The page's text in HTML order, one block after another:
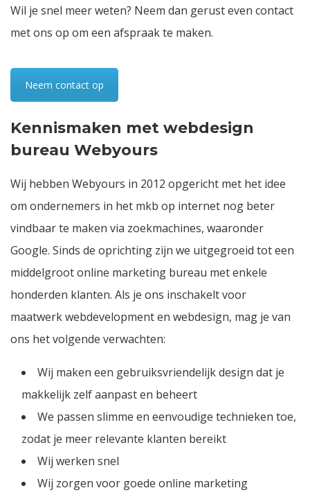
Wil je snel meer weten? Neem dan gerust even contact
met ons op om een afspraak te maken.
Neem contact op
Kennismaken met webdesign
bureau Webyours
Wij hebben Webyours in 2012 opgericht met het idee
om ondernemers in het mkb op internet nog beter
vindbaar te maken via zoekmachines, waaronder
Google. Sinds de oprichting zijn we uitgegroeid tot een
middelgroot online marketing bureau met enkele
honderden klanten. Als je ons inschakelt voor
maatwerk webdevelopment en webdesign, mag je van
ons het volgende verwachten:
Wij maken een gebruiksvriendelijk design dat je
makkelijk zelf aanpast en beheert
We passen slimme en eenvoudige technieken toe,
zodat je meer relevante klanten bereikt
Wij werken snel
Wij zorgen voor goede online marketing